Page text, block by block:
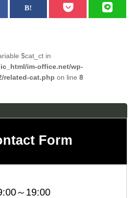
$cat_ct in
im-office.net/wp-
related-cat.php on line8
Form
～19:00